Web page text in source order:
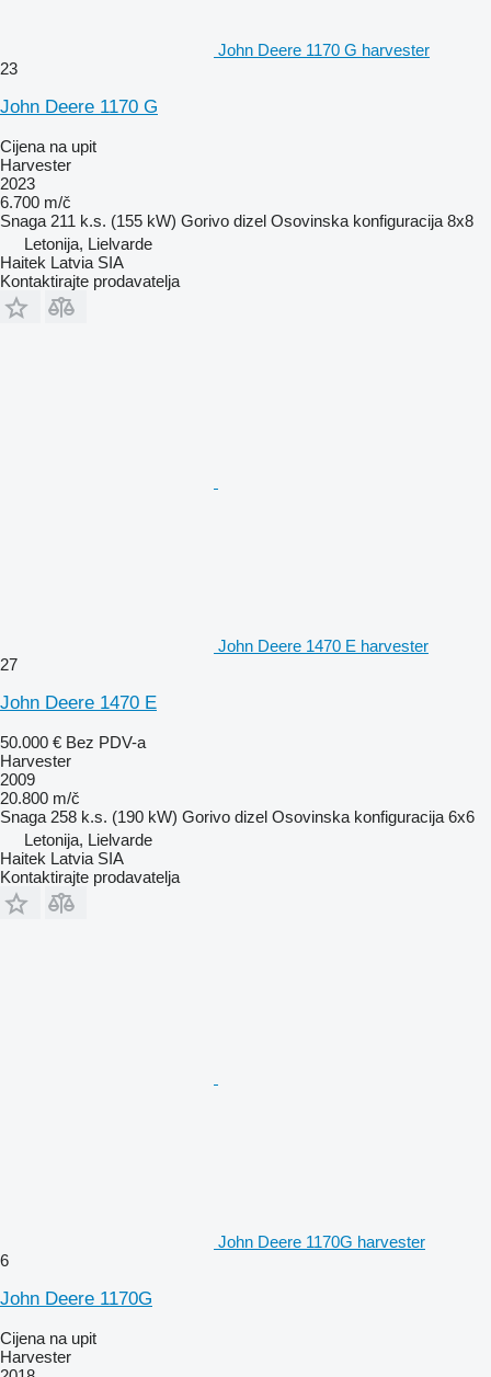
John Deere 1170 G harvester
23
John Deere 1170 G
Cijena na upit
Harvester
2023
6.700 m/č
Snaga 211 k.s. (155 kW) Gorivo dizel Osovinska konfiguracija 8x8
Letonija, Lielvarde
Haitek Latvia SIA
Kontaktirajte prodavatelja
John Deere 1470 E harvester
27
John Deere 1470 E
50.000 € Bez PDV-a
Harvester
2009
20.800 m/č
Snaga 258 k.s. (190 kW) Gorivo dizel Osovinska konfiguracija 6x6
Letonija, Lielvarde
Haitek Latvia SIA
Kontaktirajte prodavatelja
John Deere 1170G harvester
6
John Deere 1170G
Cijena na upit
Harvester